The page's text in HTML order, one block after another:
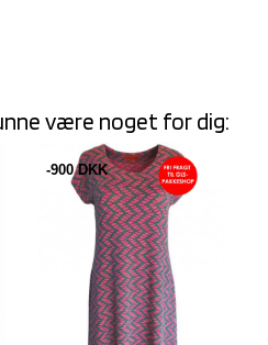
være noget for dig:
-900 DKK